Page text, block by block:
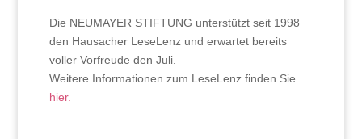
Die NEUMAYER STIFTUNG unterstützt seit 1998
den Hausacher LeseLenz und erwartet bereits
voller Vorfreude den Juli.
Weitere Informationen zum LeseLenz finden Sie
hier.